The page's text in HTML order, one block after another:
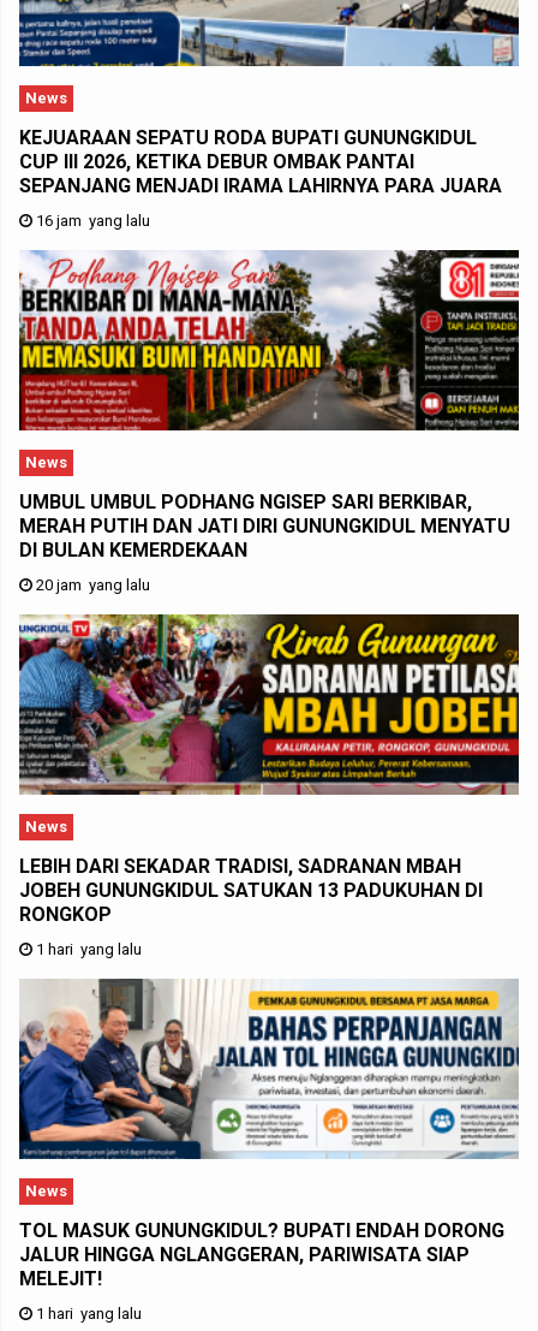
News
KEJUARAAN SEPATU RODA BUPATI GUNUNGKIDUL
CUP III 2026, KETIKA DEBUR OMBAK PANTAI
SEPANJANG MENJADI IRAMA LAHIRNYA PARA JUARA
16 jam yang lalu
News
UMBUL UMBUL PODHANG NGISEP SARI BERKIBAR,
MERAH PUTIH DAN JATI DIRI GUNUNGKIDUL MENYATU
DI BULAN KEMERDEKAAN
20 jam yang lalu
News
LEBIH DARI SEKADAR TRADISI, SADRANAN MBAH
JOBEH GUNUNGKIDUL SATUKAN 13 PADUKUHAN DI
RONGKOP
1 hari yang lalu
News
TOL MASUK GUNUNGKIDUL? BUPATI ENDAH DORONG
JALUR HINGGA NGLANGGERAN, PARIWISATA SIAP
MELEJIT!
1 hari yang lalu